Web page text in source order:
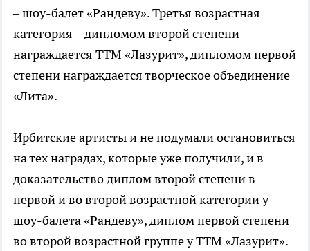
– шоу-балет «Рандеву». Третья возрастная
категория – дипломом второй степени
награждается ТТМ «Лазурит», дипломом первой
степени награждается творческое объединение
«Лита».
Ирбитские артисты и не подумали остановиться
на тех наградах, которые уже получили, и в
доказательство диплом второй степени в
первой и во второй возрастной категории у
шоу-балета «Рандеву», диплом первой степени
во второй возрастной группе у ТТМ «Лазурит».